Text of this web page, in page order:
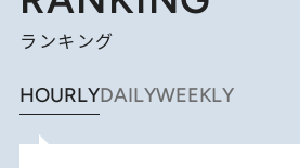
ランキング
HOURLYDAILYWEEKLY